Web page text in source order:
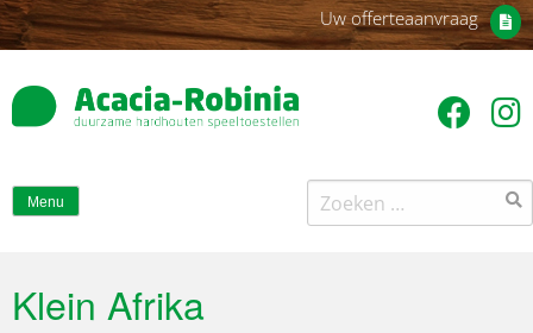
Uw offerteaanvraag
Menu
Zoeken
naar:
Klein Afrika